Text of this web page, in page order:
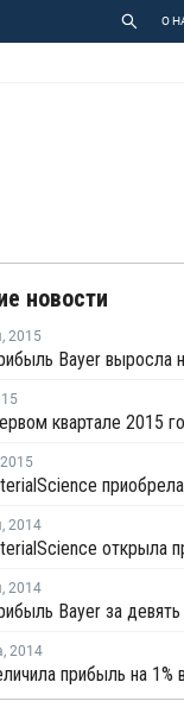
О
новости
, 2015
2015
, 2014
, 2014
, 2014